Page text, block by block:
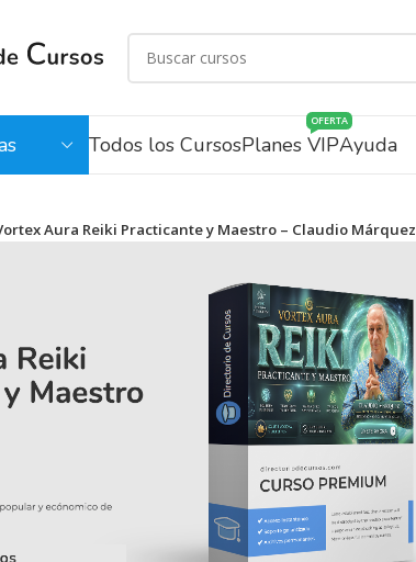
Todos los CursosPlanes VIP
OFERTA
Ayuda
Aura Reiki Practicante y Maestro – Claudio Márquez